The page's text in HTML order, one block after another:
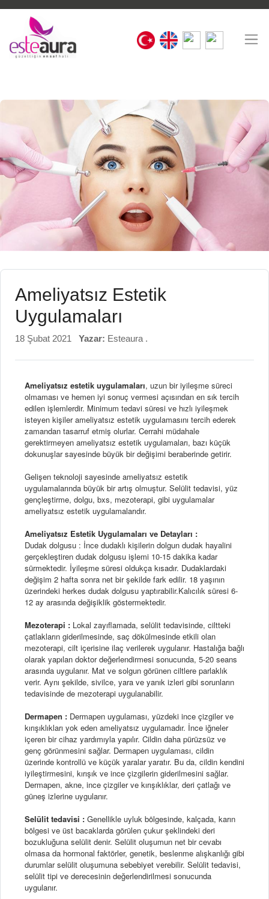
Ameliyatsız Estetik
Uygulamaları
18 Şubat 2021 Yazar: Esteaura .
Ameliyatsız estetik uygulamaları, uzun bir iyileşme süreci
olmaması ve hemen iyi sonuç vermesi açısından en sık tercih
edilen işlemlerdir. Minimum tedavi süresi ve hızlı iyileşmek
isteyen kişiler ameliyatsız estetik uygulamasını tercih ederek
zamandan tasarruf etmiş olurlar. Cerrahi müdahale
gerektirmeyen ameliyatsız estetik uygulamaları, bazı küçük
dokunuşlar sayesinde büyük bir değişimi beraberinde getirir.
Gelişen teknoloji sayesinde ameliyatsız estetik
uygulamalarında büyük bir artış olmuştur. Selülit tedavisi, yüz
gençleştirme, dolgu, bxs, mezoterapi, gibi uygulamalar
ameliyatsız estetik uygulamalarıdır.
Ameliyatsız Estetik Uygulamaları ve Detayları :
Dudak dolgusu : İnce dudaklı kişilerin dolgun dudak hayalini
gerçekleştiren dudak dolgusu işlemi 10-15 dakika kadar
sürmektedir. İyileşme süresi oldukça kısadır. Dudaklardaki
değişim 2 hafta sonra net bir şekilde fark edilir. 18 yaşının
üzerindeki herkes dudak dolgusu yaptırabilir.Kalıcılık süresi 6-
12 ay arasında değişiklik göstermektedir.
Mezoterapi : Lokal zayıflamada, selülit tedavisinde, ciltteki
çatlakların giderilmesinde, saç dökülmesinde etkili olan
mezoterapi, cilt içerisine ilaç verilerek uygulanır. Hastalığa bağlı
olarak yapılan doktor değerlendirmesi sonucunda, 5-20 seans
arasında uygulanır. Mat ve solgun görünen ciltlere parlaklık
verir. Aynı şekilde, sivilce, yara ve yanık izleri gibi sorunların
tedavisinde de mezoterapi uygulanabilir.
Dermapen : Dermapen uygulaması, yüzdeki ince çizgiler ve
kırışıklıkları yok eden ameliyatsız uygulamadır. İnce iğneler
içeren bir cihaz yardımıyla yapılır. Cildin daha pürüzsüz ve
genç görünmesini sağlar. Dermapen uygulaması, cildin
üzerinde kontrollü ve küçük yaralar yaratır. Bu da, cildin kendini
iyileştirmesini, kırışık ve ince çizgilerin giderilmesini sağlar.
Dermapen, akne, ince çizgiler ve kırışıklıklar, deri çatlağı ve
güneş izlerine uygulanır.
Selülit tedavisi : Genellikle uyluk bölgesinde, kalçada, karın
bölgesi ve üst bacaklarda görülen çukur şeklindeki deri
bozukluğuna selülit denir. Selülit oluşumun net bir cevabı
olmasa da hormonal faktörler, genetik, beslenme alışkanlığı gibi
durumlar selülit oluşumuna sebebiyet verebilir. Selülit tedavisi,
selülit tipi ve derecesinin değerlendirilmesi sonucunda
uygulanır.